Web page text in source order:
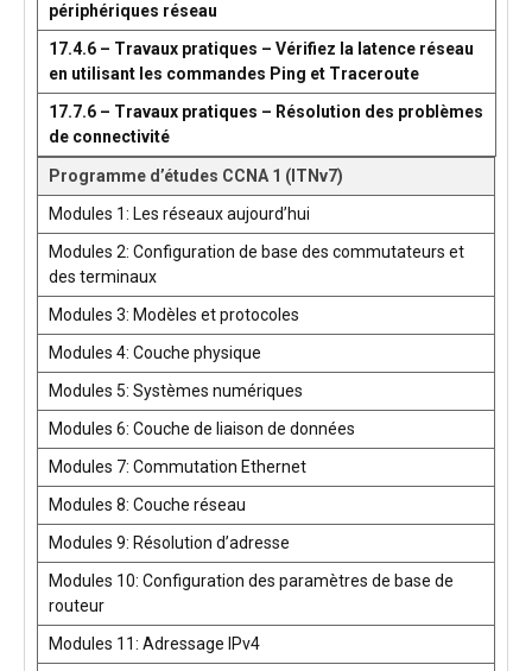
périphériques réseau
17.4.6 – Travaux pratiques – Vérifiez la latence réseau
en utilisant les commandes Ping et Traceroute
17.7.6 – Travaux pratiques – Résolution des problèmes
de connectivité
Programme d’études CCNA 1 (ITNv7)
Modules 1: Les réseaux aujourd’hui
Modules 2: Configuration de base des commutateurs et
des terminaux
Modules 3: Modèles et protocoles
Modules 4: Couche physique
Modules 5: Systèmes numériques
Modules 6: Couche de liaison de données
Modules 7: Commutation Ethernet
Modules 8: Couche réseau
Modules 9: Résolution d’adresse
Modules 10: Configuration des paramètres de base de
routeur
Modules 11: Adressage IPv4